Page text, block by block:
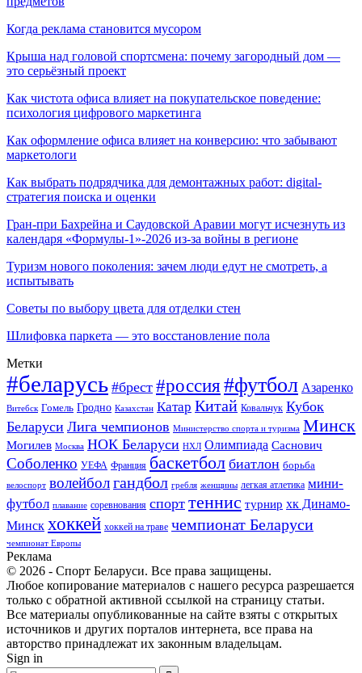
Когда реклама становится мусором
Крыша над головой спортсмена: почему загородный дом —
это серьёзный проект
Как чистота офиса влияет на покупательское поведение:
психология цифрового маркетинга
Как оформление офиса влияет на конверсию: что забывают
маркетологи
Как выбрать подрядчика для демонтажных работ: digital-
стратегия поиска и оценки
Гран-при Бахрейна и Саудовской Аравии могут исчезнуть из
календаря «Формулы-1»-2026 из-за войны в регионе
Туризм нового поколения: зачем люди едут не смотреть, а
испытывать
Советы по выбору цвета для отделки стен
Шлифовка паркета — это восстановление пола
Метки
#беларусь #брест #россия#футбол Азаренко
Витебск Гомель Гродно Казахстан Катар Китай Ковальчук Кубок
Беларуси Лига чемпионов Министерство спорта и туризма Минск
Могилев Москва НОК Беларуси НХЛ Олимпиада Саснович
Соболенко УЕФА Франция баскетбол биатлон борьба
велоспорт волейболгандбол гребля женщины легкая атлетика мини-
футбол плавание соревнования спорт теннис турнир хк Динамо-
Минск хоккей хоккей на траве чемпионат Беларуси
чемпионат Европы
Реклама
© 2026 - Спорт Беларуси. Все права защищены.
Любое копирование материалов с нашего ресурса разрешается
только с обратной активной ссылкой на страницу статьи.
Все материалы опубликованные на сайте взяты с открытых
источников и других порталов интернета, все права на
авторство принадлежат их законным владельцам.
Sign in